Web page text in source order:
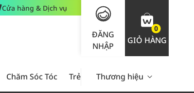
Cửa hàng & Dịch vụ
ĐĂNG
NHẬP
0
GIỎ HÀNG
Chăm Sóc Tóc Trẻ Em Nam Giới Chăm Sóc
Thương hiệu